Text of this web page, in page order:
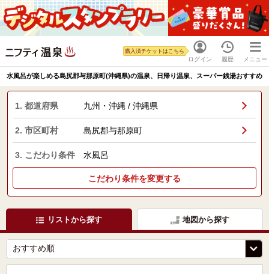
ログイン
購入済チケットはこちら
履歴 メニュー
水風呂が楽しめる島尻郡与那原町(沖縄県)の温泉、日帰り温泉、スーパー銭湯おすすめ
1. 都道府県 九州・沖縄 / 沖縄県
2. 市区町村 島尻郡与那原町
3. こだわり条件 水風呂
こだわり条件を変更する
リストから探す 地図から探す